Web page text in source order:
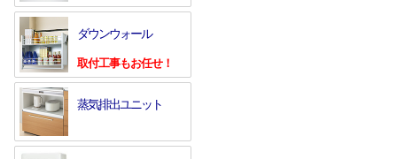
ダウンウォール
取付工事もお任せ！
蒸気排出ユニット